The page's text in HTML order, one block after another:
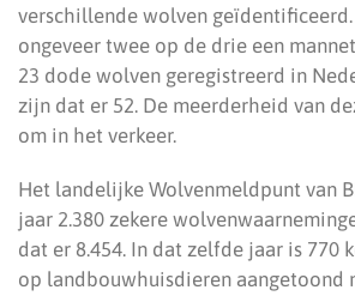
verschillende wolven geïdentificeerd.
ongeveer twee op de drie een
23 dode wolven geregistreerd in
zijn dat er 52. De meerderheid van
om in het verkeer.
Het landelijke Wolvenmeldpunt van
jaar 2.380 zekere
dat er 8.454. In dat zelfde jaar is 770
op landbouwhuisdieren aangetoond